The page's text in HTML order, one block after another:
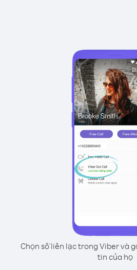
Chọn số liên lạc trong Viber và
tin của họ